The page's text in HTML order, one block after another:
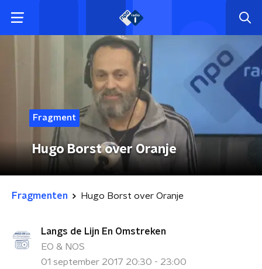
Fragment
Hugo Borst over Oranje
Fragmenten Hugo Borst over Oranje
Langs de Lijn En Omstreken
EO & NOS
01 september 2017 20:30 - 23:00